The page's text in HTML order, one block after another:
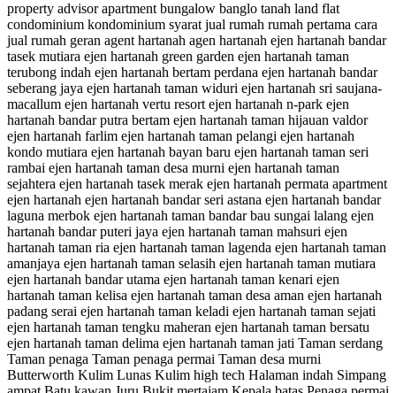
property advisor apartment bungalow banglo tanah land flat
condominium kondominium syarat jual rumah rumah pertama cara
jual rumah geran agent hartanah agen hartanah ejen hartanah bandar
tasek mutiara ejen hartanah green garden ejen hartanah taman
terubong indah ejen hartanah bertam perdana ejen hartanah bandar
seberang jaya ejen hartanah taman widuri ejen hartanah sri saujana-
macallum ejen hartanah vertu resort ejen hartanah n-park ejen
hartanah bandar putra bertam ejen hartanah taman hijauan valdor
ejen hartanah farlim ejen hartanah taman pelangi ejen hartanah
kondo mutiara ejen hartanah bayan baru ejen hartanah taman seri
rambai ejen hartanah taman desa murni ejen hartanah taman
sejahtera ejen hartanah tasek merak ejen hartanah permata apartment
ejen hartanah ejen hartanah bandar seri astana ejen hartanah bandar
laguna merbok ejen hartanah taman bandar bau sungai lalang ejen
hartanah bandar puteri jaya ejen hartanah taman mahsuri ejen
hartanah taman ria ejen hartanah taman lagenda ejen hartanah taman
amanjaya ejen hartanah taman selasih ejen hartanah taman mutiara
ejen hartanah bandar utama ejen hartanah taman kenari ejen
hartanah taman kelisa ejen hartanah taman desa aman ejen hartanah
padang serai ejen hartanah taman keladi ejen hartanah taman sejati
ejen hartanah taman tengku maheran ejen hartanah taman bersatu
ejen hartanah taman delima ejen hartanah taman jati Taman serdang
Taman penaga Taman penaga permai Taman desa murni
Butterworth Kulim Lunas Kulim high tech Halaman indah Simpang